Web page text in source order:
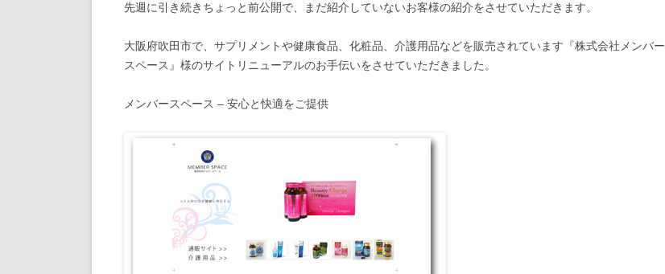
先週に引き続きちょっと前公開で、まだ紹介していないお客様の紹介をさせていただきます。
大阪府吹田市で、サプリメントや健康食品、化粧品、介護用品などを販売されています『株式会社メンバー
スペース』様のサイトリニューアルのお手伝いをさせていただきました。
メンバースペース – 安心と快適をご提供